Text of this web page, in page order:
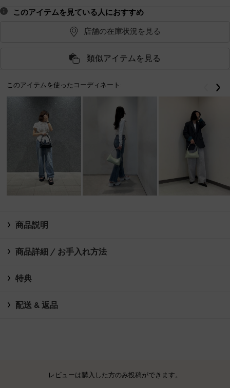
このアイテムを見ている人におすすめ
店舗の在庫状況を見る
類似アイテムを見る
このアイテムを使ったコーディネート: 戻る
商品説明
商品詳細 / お手入れ方法
特典
配送 & 返品
レビューは購入した方のみ投稿ができます。